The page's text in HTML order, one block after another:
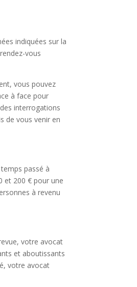
indiquées sur la
vous
vous pouvez
à face pour
interrogations
de vous venir en
passé à
et 200 € pour une
à revenu
votre avocat
et aboutissants
votre avocat